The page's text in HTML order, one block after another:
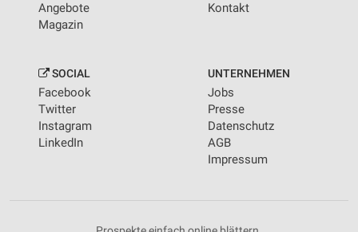
Angebote
Magazin
Kontakt
SOCIAL
Facebook
Twitter
Instagram
LinkedIn
UNTERNEHMEN
Jobs
Presse
Datenschutz
AGB
Impressum